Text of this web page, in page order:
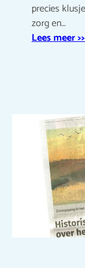
precies
zorg en…
Lees meer >>